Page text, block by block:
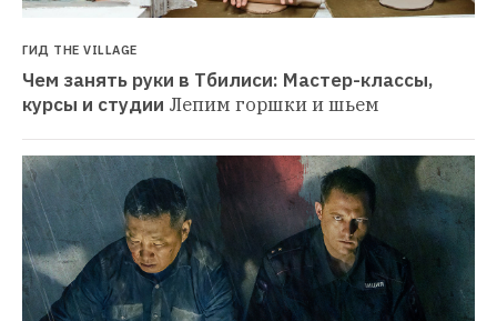
ГИД THE VILLAGE
Чем занять руки в Тбилиси: Мастер-классы,
курсы и студии Лепим горшки и шьем